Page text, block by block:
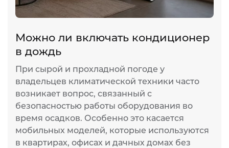
Можно ли включать кондиционер
в дождь
При сырой и прохладной погоде у
владельцев климатической техники часто
возникает вопрос, связанный с
безопасностью работы оборудования во
время осадков. Особенно это касается
мобильных моделей, которые используются
в квартирах, офисах и дачных домах без